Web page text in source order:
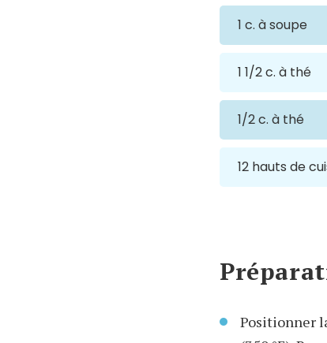
1 c. à soupe
1 1/2 c. à thé
1/2 c. à thé
12 hauts de
Positionner